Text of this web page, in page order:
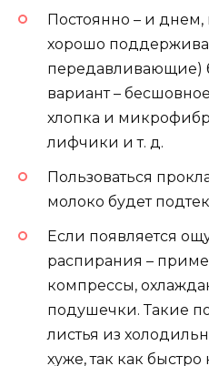
Постоянно – и днем,
хорошо
передавливающие)
вариант –
хлопка и
лифчики и т. д.
Пользоваться
молоко будет
Если появляется
распирания –
компрессы,
подушечки. Такие
листья из
хуже, так как быстро